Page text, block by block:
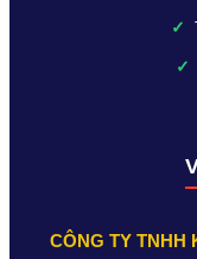
✓
✓
CÔNG TY TNHH